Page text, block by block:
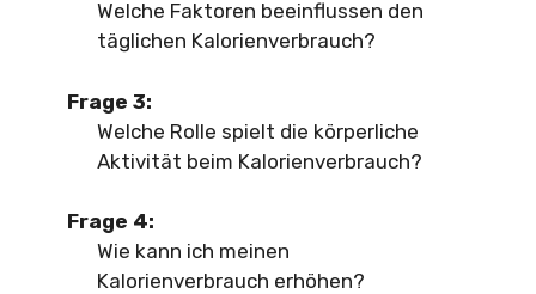
Welche Faktoren beeinflussen den
täglichen Kalorienverbrauch?
Frage 3:
Welche Rolle spielt die körperliche
Aktivität beim Kalorienverbrauch?
Frage 4:
Wie kann ich meinen
Kalorienverbrauch erhöhen?